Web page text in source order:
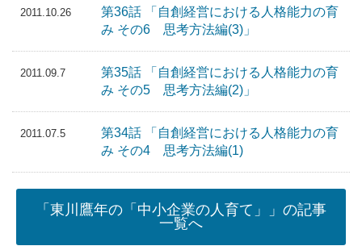
2011.10.26
第36話 「自創経営における人格能力の育
み その6 思考方法編(3)」
2011.09.7
第35話 「自創経営における人格能力の育
み その5 思考方法編(2)」
2011.07.5
第34話 「自創経営における人格能力の育
み その4 思考方法編(1)
「東川鷹年の「中小企業の人育て」」の記事
一覧へ